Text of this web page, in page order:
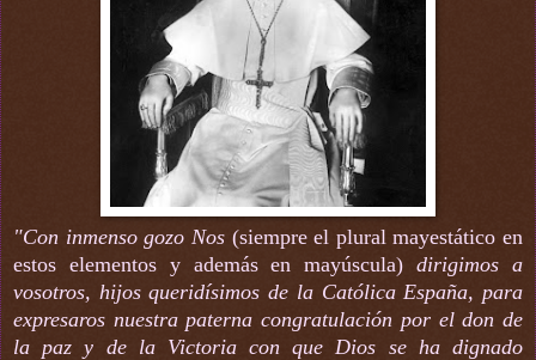
"Con inmenso gozo Nos(siempre el plural mayestático en
estos elementos y además en mayúscula)dirigimos a
vosotros, hijos queridísimos de la Católica España, para
expresaros nuestra paterna congratulación por el don de
la paz y de la Victoria con que Dios se ha dignado